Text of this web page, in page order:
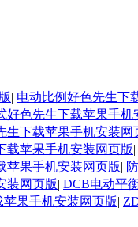
| 电动比例好色先生下
好色先生下载苹果手机
生下载苹果手机安装网
载苹果手机安装网页版|
苹果手机安装网页版|
装网页版| DCB电动平
果手机安装网页版|